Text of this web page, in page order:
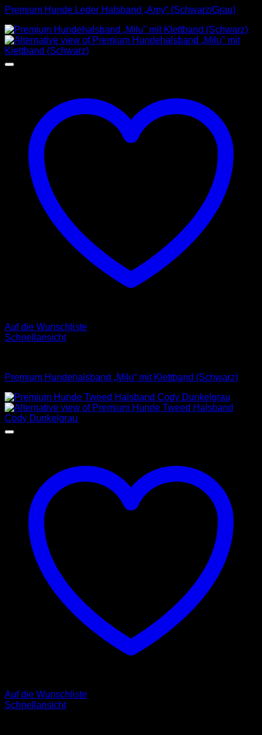
Premium Hunde Leder Halsband „Amy“ (Schwarz/Grau)
Auf die Wunschliste
Schnellansicht
Premium Hundehalsband „Milu“ mit Klettband (Schwarz)
Auf die Wunschliste
Schnellansicht